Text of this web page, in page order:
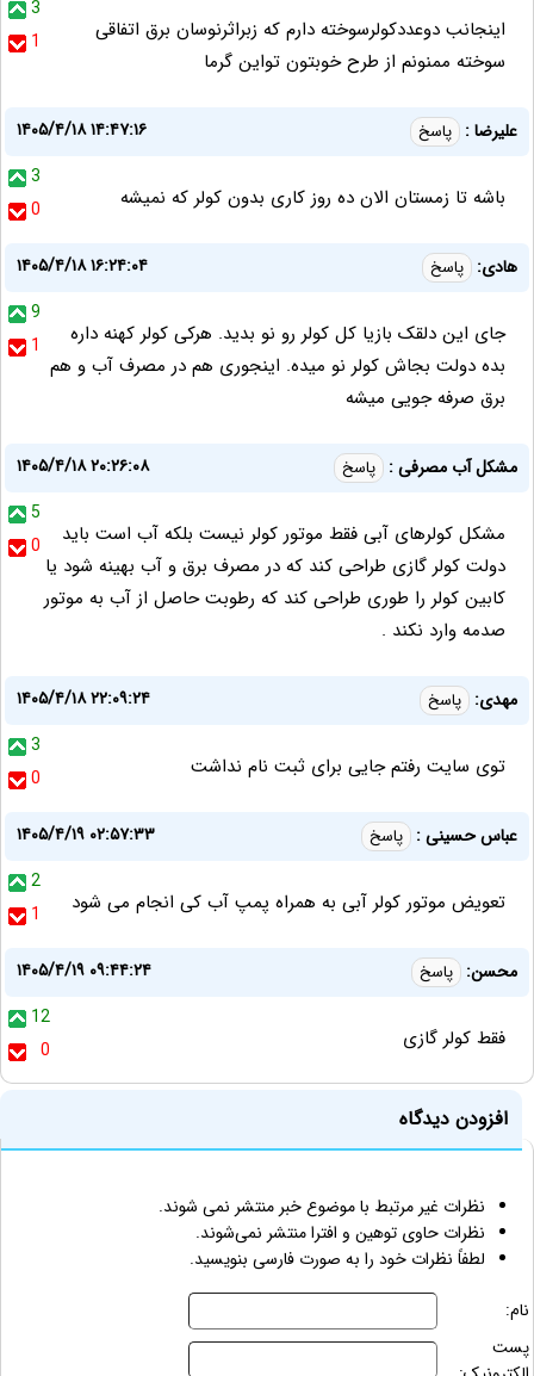
3
1
اینجانب دوعددکولرسوخته دارم که زبراثرنوسان برق اتفاقی
سوخته ممنونم از طرح خوبتون تواین گرما
علیرضا : پاسخ
۱۴۰۵/۴/۱۸ ۱۴:۴۷:۱۶
3
0
باشه تا زمستان الان ده روز کاری بدون کولر که نمیشه
هادی: پاسخ
۱۴۰۵/۴/۱۸ ۱۶:۲۴:۰۴
9
1
جای این دلقک بازیا کل کولر رو نو بدید. هرکی کولر کهنه داره
بده دولت بجاش کولر نو میده. اینجوری هم در مصرف آب و هم
برق صرفه جویی میشه
مشکل آب مصرفی : پاسخ
۱۴۰۵/۴/۱۸ ۲۰:۲۶:۰۸
5
0
مشکل کولرهای آبی فقط موتور کولر نیست بلکه آب است باید
دولت کولر گازی طراحی کند که در مصرف برق و آب بهینه شود یا
کابین کولر را طوری طراحی کند که رطوبت حاصل از آب به موتور
صدمه وارد نکند .
مهدی: پاسخ
۱۴۰۵/۴/۱۸ ۲۲:۰۹:۲۴
3
0
توی سایت رفتم جایی برای ثبت نام نداشت
عباس حسینی : پاسخ
۱۴۰۵/۴/۱۹ ۰۲:۵۷:۳۳
2
1
تعویض موتور کولر آبی به همراه پمپ آب کی انجام می شود
محسن: پاسخ
۱۴۰۵/۴/۱۹ ۰۹:۴۴:۲۴
12
0
فقط کولر گازی
افزودن دیدگاه
نظرات غیر مرتبط با موضوع خبر منتشر نمی شوند.
نظرات حاوی توهین و افترا منتشر نمی‌شوند.
لطفاً نظرات خود را به صورت فارسی بنویسید.
نام:
پست